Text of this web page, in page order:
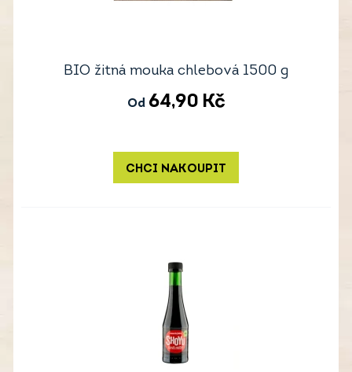
BIO žitná mouka chlebová 1500 g
Od 64,90 Kč
CHCI NAKOUPIT